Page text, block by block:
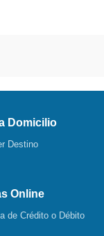
Domicilio
Destino
Online
de Crédito o Débito